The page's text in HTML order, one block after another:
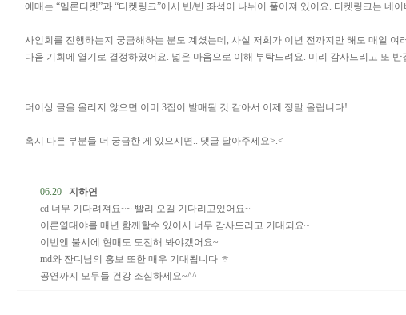
예매는 “멜론티켓”과 “티켓링크”에서 반/반 좌석이 나뉘어 풀어져 있어요. 티켓링크는 네
사인회를 진행하는지 궁금해하는 분도 계셨는데, 사실 저희가 이년 전까지만 해도 매일
다음 기회에 열기로 결정하였어요. 넓은 마음으로 이해 부탁드려요. 미리 감사드리고 또 반
더이상 글을 올리지 않으면 이미 3집이 발매될 것 같아서 이제 정말 올립니다!
혹시 다른 부분들 더 궁금한 게 있으시면.. 댓글 달아주세요>.<
06.20
지하연
cd 너무 기다려져요~~ 빨리 오길 기다리고있어요~
이른열대야를 매년 함께할수 있어서 너무 감사드리고 기대되요~
이번엔 불시에 현매도 도전해 봐야겠어요~
md와 잔디님의 홍보 또한 매우 기대됩니다 ㅎ
공연까지 모두들 건강 조심하세요~^^